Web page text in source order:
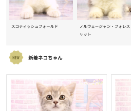
スコティッシュフォールド
ノルウェージャン・フォレス
ャット
新着ネコちゃん